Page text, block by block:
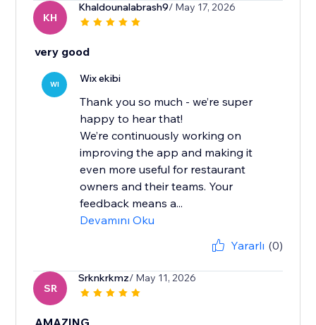
KH
Khaldounalabrash9/ May 17, 2026
very good
WI Wix ekibi
Thank you so much - we’re super
happy to hear that!
We’re continuously working on
improving the app and making it
even more useful for restaurant
owners and their teams. Your
feedback means a...
Devamını Oku
Yararlı (0)
SR
Srknkrkmz/ May 11, 2026